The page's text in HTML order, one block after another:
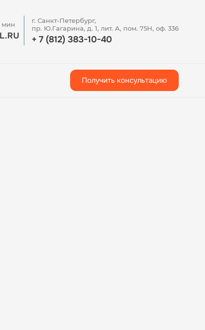
мин
г. Санкт-Петербург,
пр. Ю.Гагарина, д. 1, лит. А, пом. 75Н, оф. 336
+ 7 (812) 383-10-40
Получить консультацию